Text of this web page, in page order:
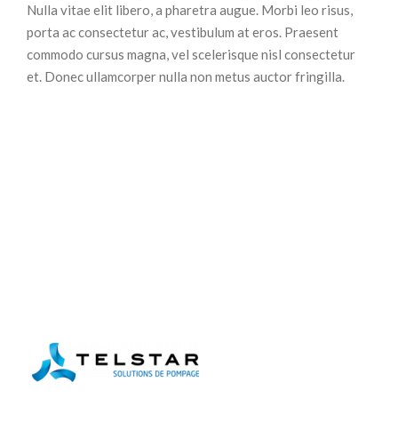
Nulla vitae elit libero, a pharetra augue. Morbi leo risus,
porta ac consectetur ac, vestibulum at eros. Praesent
commodo cursus magna, vel scelerisque nisl consectetur
et. Donec ullamcorper nulla non metus auctor fringilla.